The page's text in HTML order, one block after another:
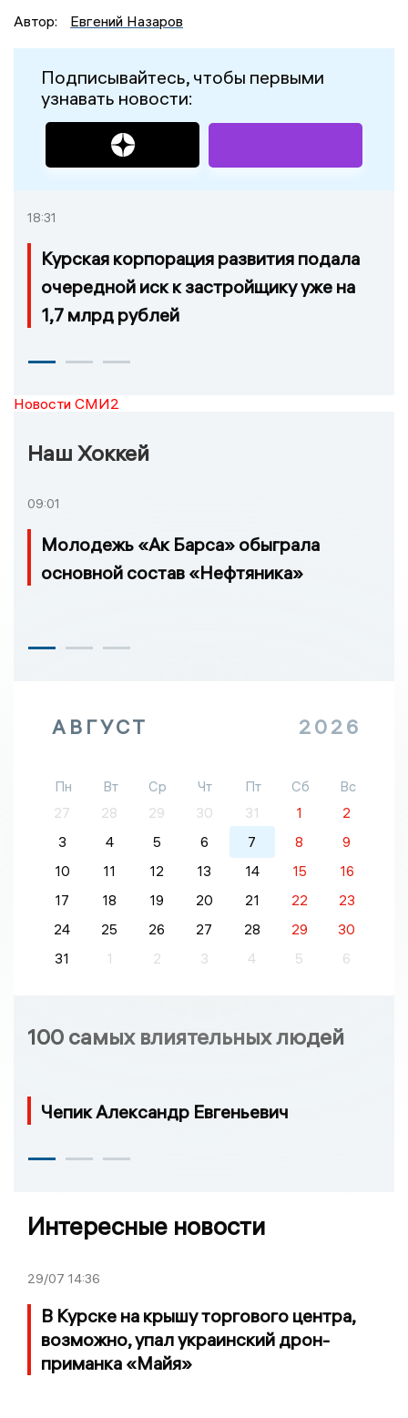
Автор:
Евгений Назаров
Подписывайтесь, чтобы первыми
узнавать новости:
18:31
Курская корпорация развития подала
очередной иск к застройщику уже на
1,7 млрд рублей
Новости СМИ2
Наш Хоккей
09:01
Молодежь «Ак Барса» обыграла
основной состав «Нефтяника»
АВГУСТ 2026
Пн Вт Ср Чт Пт Сб
Вс
27
28 29 30 31 1
2
3
4 5 6 7 8
9
10
11 12 13 14 15
16
17
18 19 20 21 22
23
24
25 26 27 28 29
30
31
1 2 3 4 5 6
100 самых влиятельных людей
Чепик Александр Евгеньевич
Интересные новости
29/07 14:36
В Курске на крышу торгового центра,
возможно, упал украинский дрон-
приманка «Майя»